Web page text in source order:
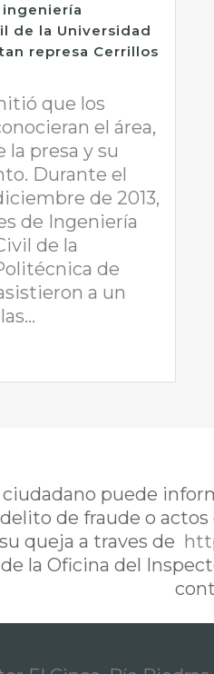
de la Universidad
represa Cerrillos
que los
el área,
la presa y su
Durante el
de 2013,
de Ingeniería
de la
de
a un
puede
de fraude o
queja a traves de
la Oficina del